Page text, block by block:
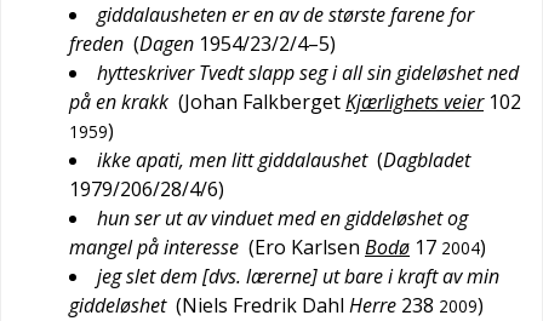
giddalausheten er en av de største farene for
freden (Dagen 1954/23/2/4–5)
hytteskriver Tvedt slapp seg i all sin gideløshet ned
på en krakk (Johan FalkbergetKjærlighets veier 102
1959)
ikke apati, men litt giddalaushet (Dagbladet
1979/206/28/4/6)
hun ser ut av vinduet med en giddeløshet og
mangel på interesse (Ero Karlsen Bodø 17 2004)
jeg slet dem [dvs. lærerne] ut bare i kraft av min
giddeløshet (Niels Fredrik Dahl Herre 238 2009)